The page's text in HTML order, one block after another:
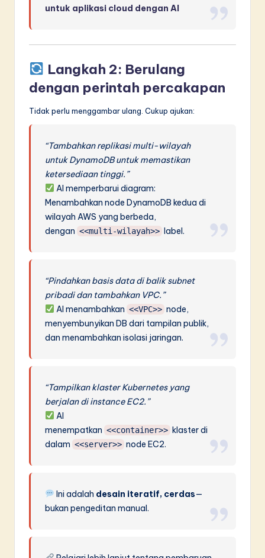
untuk aplikasi cloud dengan AI
Langkah 2: Berulang
dengan perintah percakapan
Tidak perlu menggambar ulang. Cukup ajukan:
“Tambahkan replikasi multi-wilayah
untuk DynamoDB untuk memastikan
ketersediaan tinggi.”
AI memperbarui diagram:
Menambahkan node DynamoDB kedua di
wilayah AWS yang berbeda,
dengan <<multi-wilayah>> label.
“Pindahkan basis data di balik subnet
pribadi dan tambahkan VPC.”
AI menambahkan <<VPC>> node,
menyembunyikan DB dari tampilan publik,
dan menambahkan isolasi jaringan.
“Tampilkan klaster Kubernetes yang
berjalan di instance EC2.”
AI
menempatkan <<container>> klaster di
dalam <<server>> node EC2.
Ini adalah desain iteratif, cerdas—
bukan pengeditan manual.